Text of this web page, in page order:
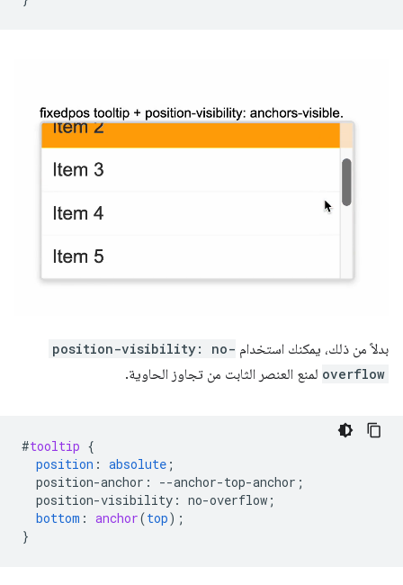
بدلاً من ذلك، يمكنك استخدام position-visibility: no-
overflow لمنع العنصر الثابت من تجاوز الحاوية.
#tooltip {
position : absolute ;
position-anchor : --anchor-top-anchor ;
position-visibility : no-overflow ;
bottom : anchor(top);
}